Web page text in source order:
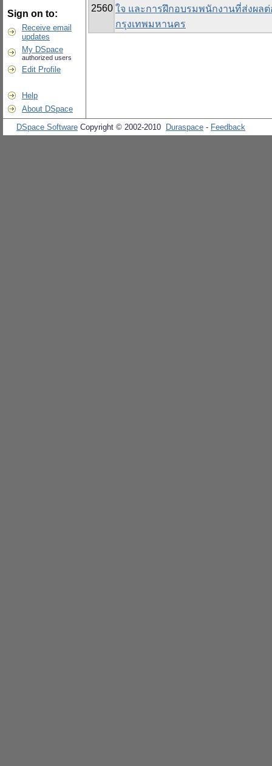
Sign on to:
Receive email
updates
My DSpace
authorized users
Edit Profile
Help
About DSpace
2560 ใจ และการฝึกอบรมพนักงานที่ส่งผล
กรุงเทพมหานคร
DSpace Software Copyright © 2002-2010 Duraspace - Feedback